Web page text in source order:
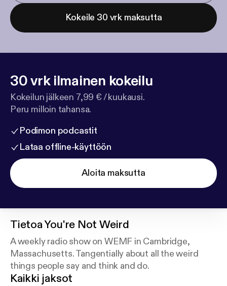
Kokeile 30 vrk maksutta
30 vrk ilmainen kokeilu
Kokeilun jälkeen 7,99 € / kuukausi.
Peru milloin tahansa.
Podimon podcastit
Lataa offline-käyttöön
Aloita maksutta
TietoaYou're Not Weird
A weekly radio show on WEMF in Cambridge,
Massachusetts. Tangentially about all the weird
things people say and think and do.
Kaikki jaksot